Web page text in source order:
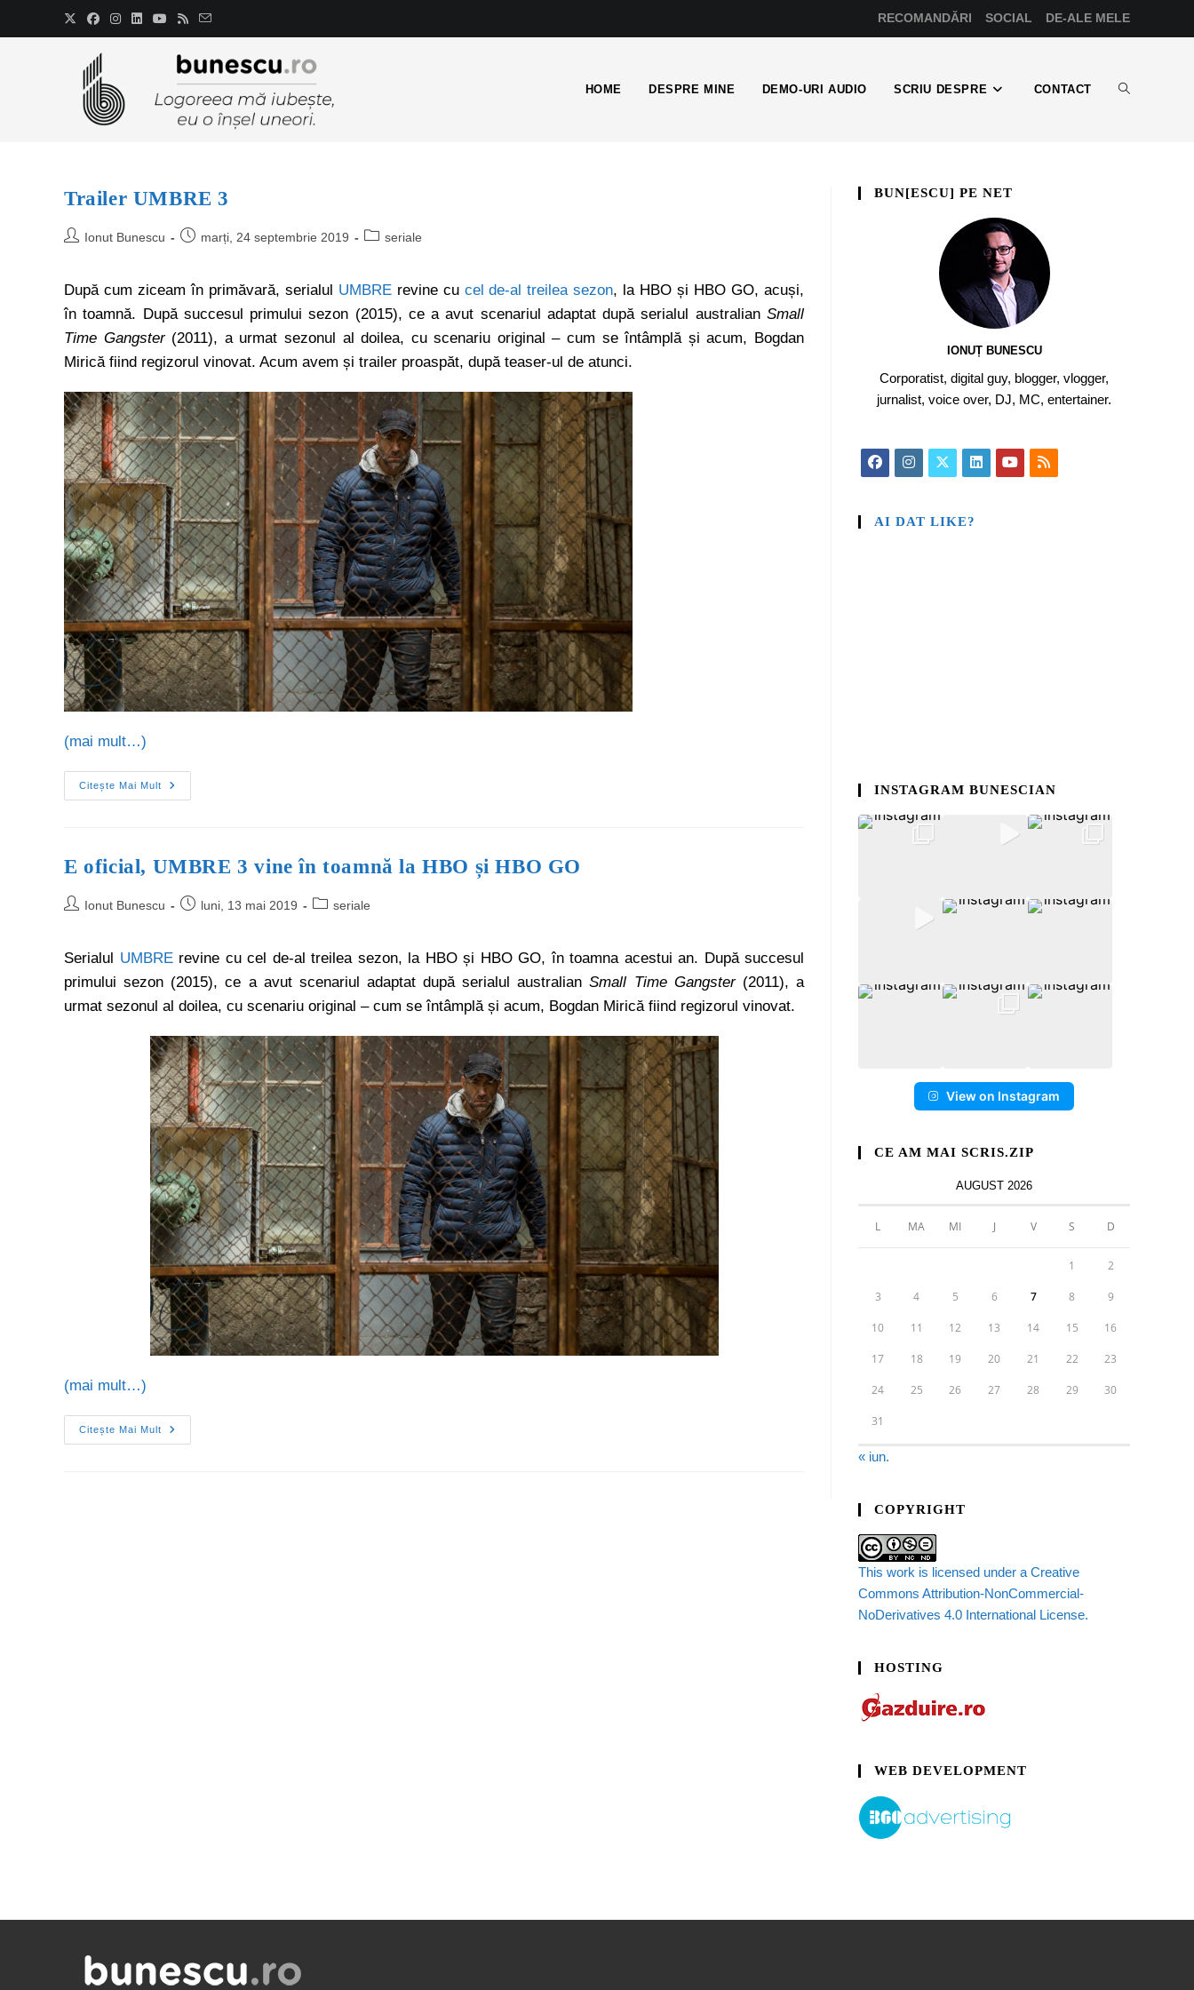
RECOMANDĂRI SOCIAL DE-ALE MELE
HOME DESPRE MINE DEMO-URI AUDIO SCRIU DESPRE CONTACT
Trailer UMBRE 3
Ionut Bunescu marți, 24 septembrie 2019 seriale
După cum ziceam în primăvară, serialul UMBRErevine cu cel de-al treilea sezon, la HBO și HBO GO, acuși,
în toamnă. După succesul primului sezon (2015), ce a avut scenariul adaptat după serialul australian Small
Time Gangster (2011), a urmat sezonul al doilea, cu scenariu original – cum se întâmplă și acum, Bogdan
Mirică fiind regizorul vinovat. Acum avem și trailer proaspăt, după teaser-ul de atunci.
(mai mult…)
Citește Mai Mult
E oficial, UMBRE 3 vine în toamnă la HBO și HBO GO
Ionut Bunescu luni, 13 mai 2019 seriale
Serialul UMBRErevine cu cel de-al treilea sezon, la HBO și HBO GO, în toamna acestui an. După succesul
primului sezon (2015), ce a avut scenariul adaptat după serialul australianSmall Time Gangster (2011), a
urmat sezonul al doilea, cu scenariu original – cum se întâmplă și acum, Bogdan Mirică fiind regizorul vinovat.
(mai mult…)
Citește Mai Mult
BUN[ESCU] PE NET
IONUȚ BUNESCU
Corporatist, digital guy, blogger, vlogger,
jurnalist, voice over, DJ, MC, entertainer.
AI DAT LIKE?
INSTAGRAM BUNESCIAN
View on Instagram
CE AM MAI SCRIS.ZIP
AUGUST 2026
L MA MI J V S D
1 2
3 4 5 6 7 8 9
10 11 12 13 14 15 16
17 18 19 20 21 22 23
24 25 26 27 28 29 30
31
« iun.
COPYRIGHT
This work is licensed under a Creative
Commons Attribution-NonCommercial-
NoDerivatives 4.0 International License.
HOSTING
WEB DEVELOPMENT